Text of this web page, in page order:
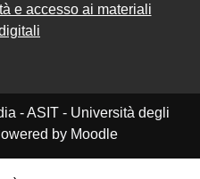
e accesso ai materiali
- ASIT - Università degli
by Moodle